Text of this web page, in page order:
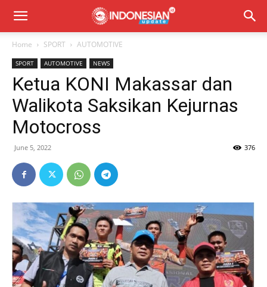
Home SPORT AUTOMOTIVE
SPORT AUTOMOTIVE NEWS
Ketua KONI Makassar dan
Walikota Saksikan Kejurnas
Motocross
June 5, 2022 376